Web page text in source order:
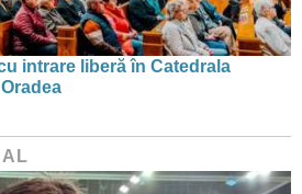
intrare liberă în Catedrala